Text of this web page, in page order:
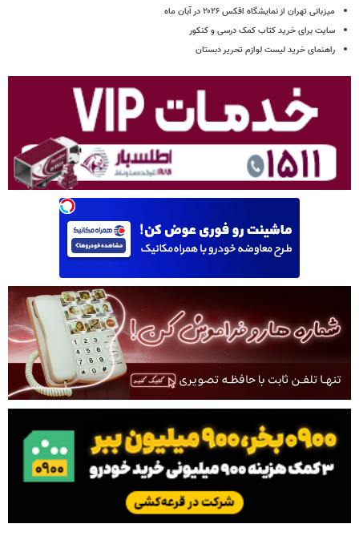
میزبانی تهران از نمایشگاه افکس ۲۰۲۶ در آبان ماه
سایت برای خرید کتاب کمک درسی و کنکور
راهنمای خرید لیست لوازم تحریر دبستان